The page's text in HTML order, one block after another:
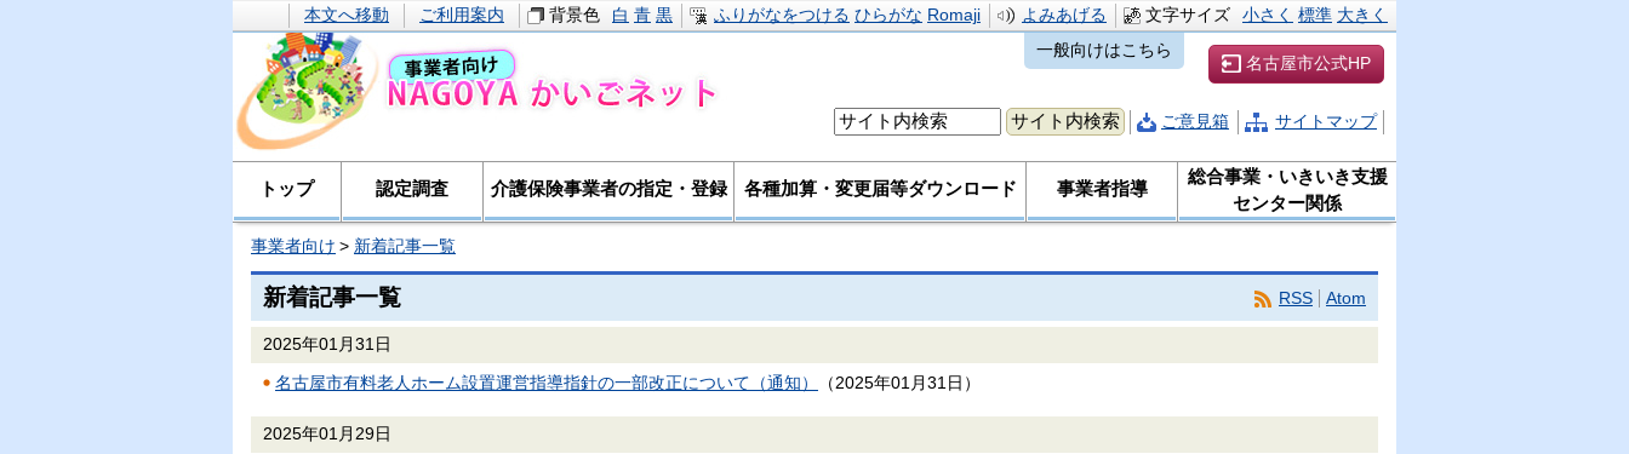
本文へ移動 ご利用案内 背景色 白 青 黒 ふりがなをつける ひらがな Romaji よみあげる 文字サイズ 小さく 標準 大きく
名古屋市公式HP
一般向けはこちら
ご意見箱 サイトマップ
トップ 認定調査 介護保険事業者の指定・登録 各種加算・変更届等ダウンロード 事業者指導
総合事業・いきいき支援
センター関係
事業者向け 新着記事一覧
新着記事一覧 RSS Atom
2025年01月31日
名古屋市有料老人ホーム設置運営指導指針の一部改正について（通知） （2025年01月31日 ）
2025年01月29日